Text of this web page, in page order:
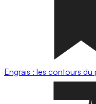
Engrais : les contours du